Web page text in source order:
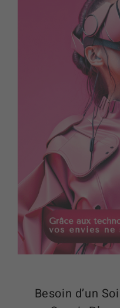
Besoin d’un